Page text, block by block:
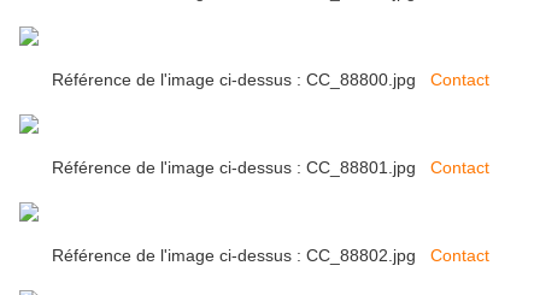
Référence de l'image ci-dessus : CC_88800.jpg Contact
Référence de l'image ci-dessus : CC_88801.jpg Contact
Référence de l'image ci-dessus : CC_88802.jpg Contact